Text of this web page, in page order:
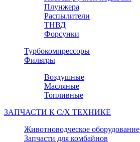
Плунжера
Распылители
ТНВД
Форсунки
Турбокомпрессоры
Фильтры
Воздушные
Масляные
Топливные
ЗАПЧАСТИ К С/Х ТЕХНИКЕ
Животноводческое оборудование
Запчасти для комбайнов